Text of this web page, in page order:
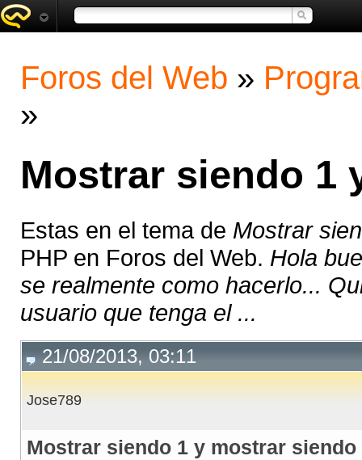
Foros del Web »
»
Mostrar siendo 1
Estas en el tema de Mostrar
PHP en Foros del Web. Hola
se realmente como hacerlo...
usuario que tenga el ...
21/08/2013, 03:11
Jose789
Mostrar siendo 1 y mostrar siendo